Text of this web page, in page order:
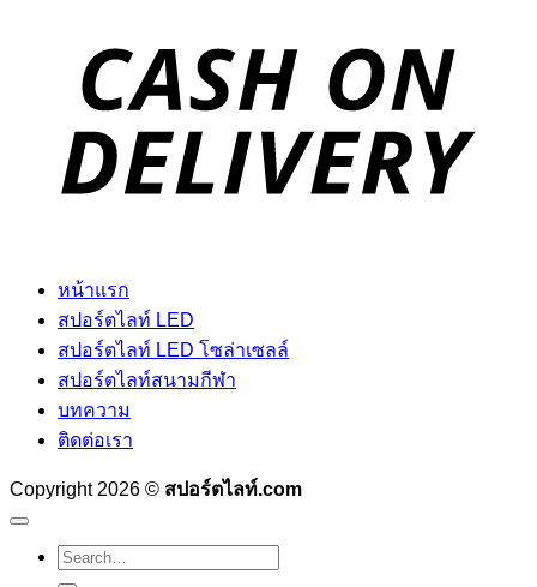
หน้าแรก
สปอร์ตไลท์ LED
สปอร์ตไลท์ LED โซล่าเซลล์
สปอร์ตไลท์สนามกีฬา
บทความ
ติดต่อเรา
Copyright 2026 © สปอร์ตไลท์.com
Search
for: